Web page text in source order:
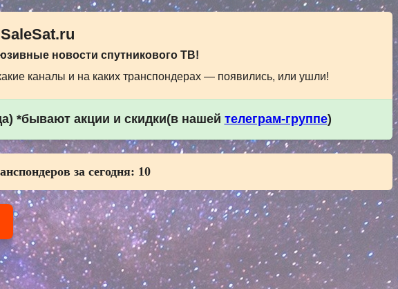
новости спутникового ТВ!
каналы и на каких транспондерах — появились, или ушли!
*бывают акции и скидки(в нашей телеграм-группе)
за сегодня: 10